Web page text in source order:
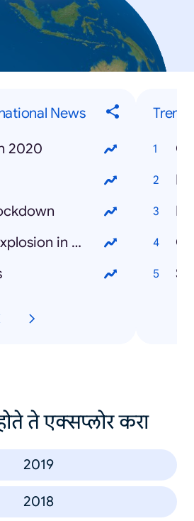
News
2020
Lebanon explosion in Beirut
ते एक्सप्लोर करा
2019
2018